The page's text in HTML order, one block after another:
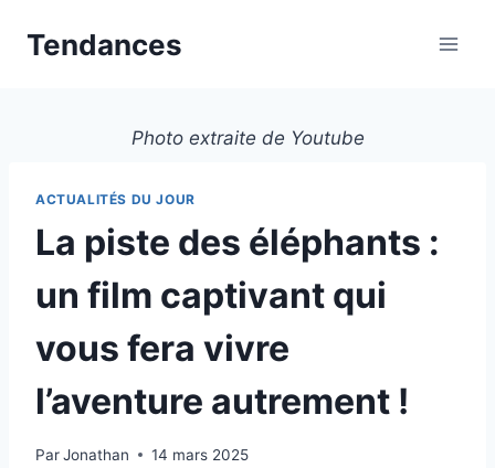
Tendances
Photo extraite de Youtube
ACTUALITÉS DU JOUR
La piste des éléphants :
un film captivant qui
vous fera vivre
l’aventure autrement !
ParJonathan 14 mars 2025